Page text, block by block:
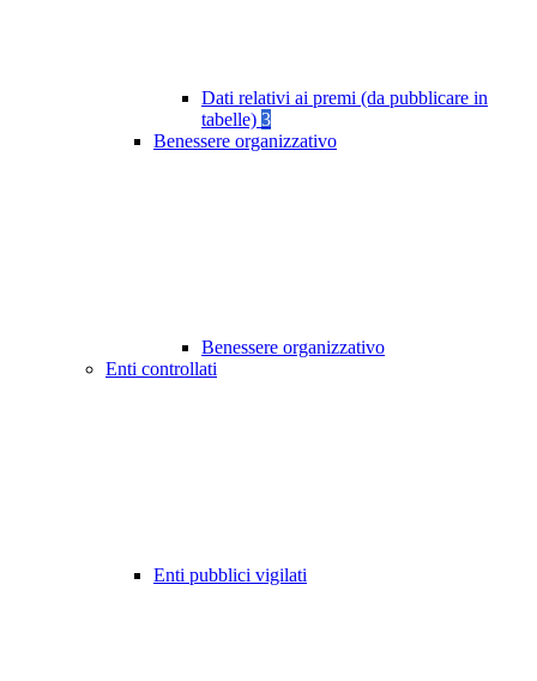
Dati relativi ai premi (da pubblicare in
tabelle) 3
Benessere organizzativo
Benessere organizzativo
Enti controllati
Enti pubblici vigilati